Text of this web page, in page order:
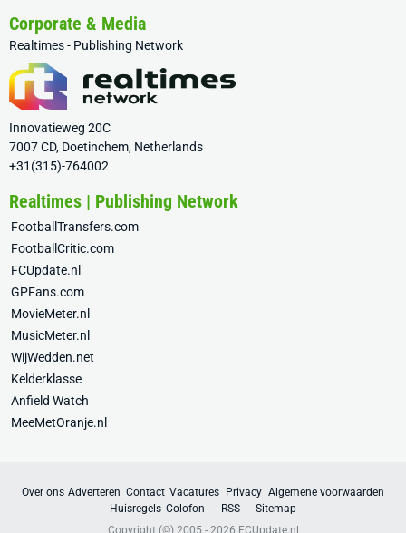
Corporate & Media
Realtimes - Publishing Network
Innovatieweg 20C
7007 CD, Doetinchem, Netherlands
+31(315)-764002
Realtimes | Publishing Network
FootballTransfers.com
FootballCritic.com
FCUpdate.nl
GPFans.com
MovieMeter.nl
MusicMeter.nl
WijWedden.net
Kelderklasse
Anfield Watch
MeeMetOranje.nl
Over ons Adverteren Contact Vacatures Privacy Algemene voorwaarden
Huisregels Colofon RSS
Sitemap
Copyright (©) 2005 - 2026 FCUpdate.nl